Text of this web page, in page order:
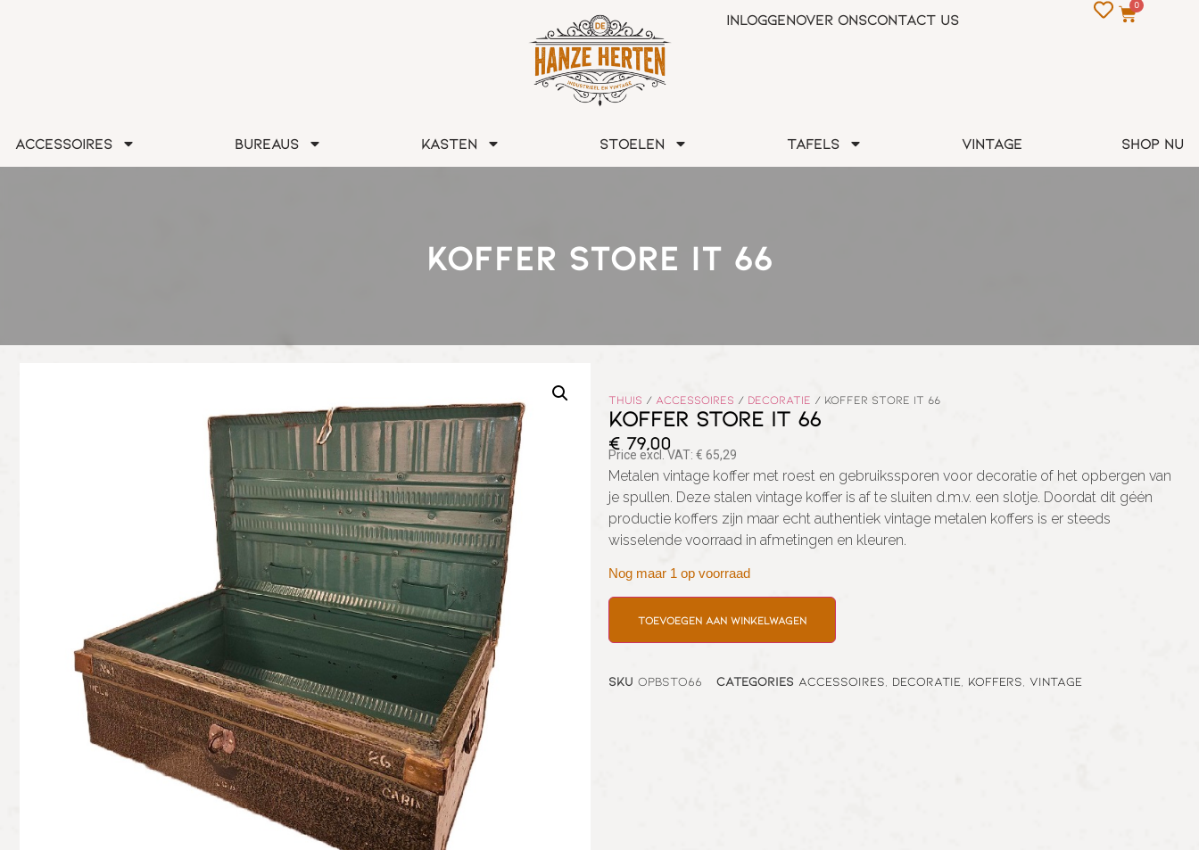
InloggenOver OnsContact us
0
Accessoires Bureaus Kasten Stoelen Tafels Vintage Shop nu
KOFFER STORE IT 66
Thuis / Accessoires / Decoratie / KOFFER STORE IT 66
KOFFER STORE IT 66
€ 79,00
Price excl. VAT: € 65,29
Metalen vintage koffer met roest en gebruikssporen voor decoratie of het opbergen van
je spullen. Deze stalen vintage koffer is af te sluiten d.m.v. een slotje. Doordat dit géén
productie koffers zijn maar echt authentiek vintage metalen koffers is er steeds
wisselende voorraad in afmetingen en kleuren.
Nog maar 1 op voorraad
Toevoegen aan winkelwagen
SKU OPBSTO66 Categories Accessoires Decoratie Koffers Vintage